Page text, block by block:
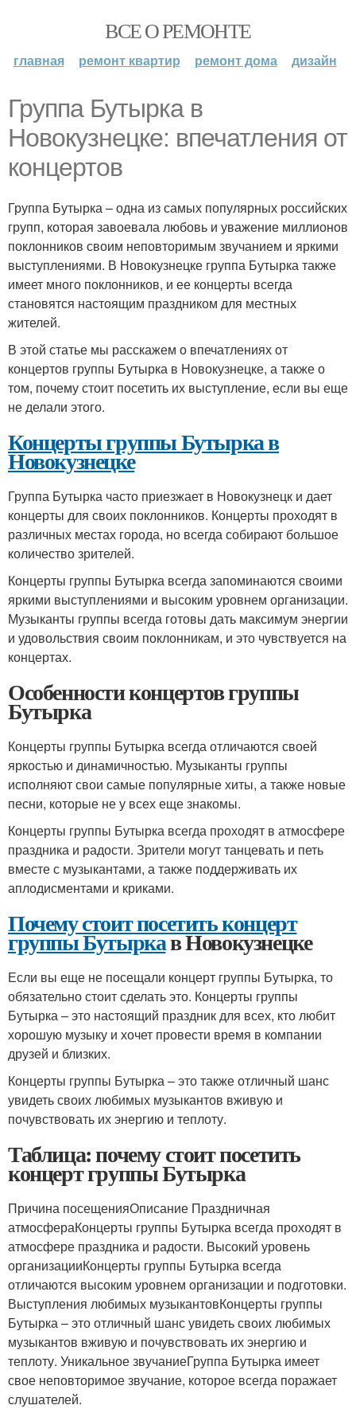
ВСЕ О РЕМОНТЕ
главная ремонт квартир ремонт дома дизайн
Группа Бутырка в
Новокузнецке: впечатления от
концертов
Группа Бутырка – одна из самых популярных российских
групп, которая завоевала любовь и уважение миллионов
поклонников своим неповторимым звучанием и яркими
выступлениями. В Новокузнецке группа Бутырка также
имеет много поклонников, и ее концерты всегда
становятся настоящим праздником для местных
жителей.
В этой статье мы расскажем о впечатлениях от
концертов группы Бутырка в Новокузнецке, а также о
том, почему стоит посетить их выступление, если вы еще
не делали этого.
Концерты группы Бутырка в
Новокузнецке
Группа Бутырка часто приезжает в Новокузнецк и дает
концерты для своих поклонников. Концерты проходят в
различных местах города, но всегда собирают большое
количество зрителей.
Концерты группы Бутырка всегда запоминаются своими
яркими выступлениями и высоким уровнем организации.
Музыканты группы всегда готовы дать максимум энергии
и удовольствия своим поклонникам, и это чувствуется на
концертах.
Особенности концертов группы
Бутырка
Концерты группы Бутырка всегда отличаются своей
яркостью и динамичностью. Музыканты группы
исполняют свои самые популярные хиты, а также новые
песни, которые не у всех еще знакомы.
Концерты группы Бутырка всегда проходят в атмосфере
праздника и радости. Зрители могут танцевать и петь
вместе с музыкантами, а также поддерживать их
аплодисментами и криками.
Почему стоит посетить концерт
группы Бутыркав Новокузнецке
Если вы еще не посещали концерт группы Бутырка, то
обязательно стоит сделать это. Концерты группы
Бутырка – это настоящий праздник для всех, кто любит
хорошую музыку и хочет провести время в компании
друзей и близких.
Концерты группы Бутырка – это также отличный шанс
увидеть своих любимых музыкантов вживую и
почувствовать их энергию и теплоту.
Таблица: почему стоит посетить
концерт группы Бутырка
Причина посещенияОписание Праздничная
атмосфераКонцерты группы Бутырка всегда проходят в
атмосфере праздника и радости. Высокий уровень
организацииКонцерты группы Бутырка всегда
отличаются высоким уровнем организации и подготовки.
Выступления любимых музыкантовКонцерты группы
Бутырка – это отличный шанс увидеть своих любимых
музыкантов вживую и почувствовать их энергию и
теплоту. Уникальное звучаниеГруппа Бутырка имеет
свое неповторимое звучание, которое всегда поражает
слушателей.